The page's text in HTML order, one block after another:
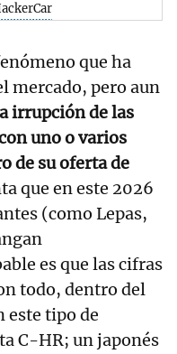
que ha
mercado, pero aun
irrupción de las
uno o varios
de su oferta de
que en este 2026
(como Lepas,
es que las cifras
todo, dentro del
este tipo de
C-HR; un japonés